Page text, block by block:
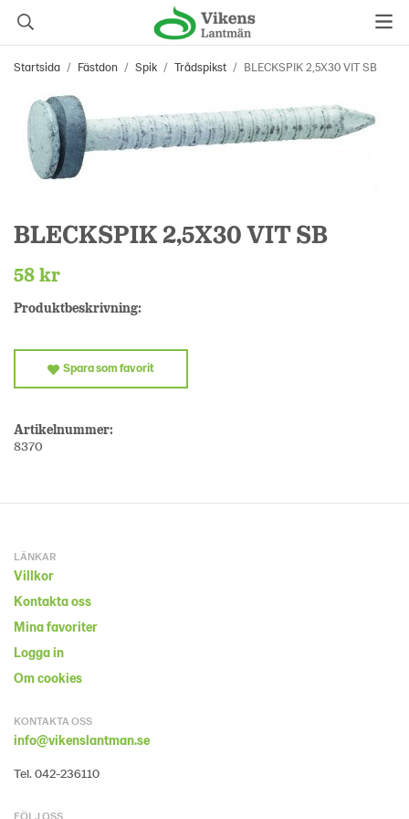
Startsida / Fästdon / Spik / Trådspikst / BLECKSPIK 2,5X30 VIT SB
BLECKSPIK 2,5X30 VIT SB
58 kr
Produktbeskrivning:
Spara som favorit
Artikelnummer:
8370
LÄNKAR
Villkor
Kontakta oss
Mina favoriter
Logga in
Om cookies
KONTAKTA OSS
info@vikenslantman.se
Tel. 042-236110
FÖLJ OSS